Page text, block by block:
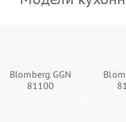
Blomberg GGN
81100